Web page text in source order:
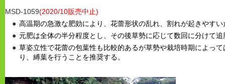
MSD-1059(2020/10販売中止)
高温期の急激な肥効により、花蕾形状の乱れ、割れが起きやす
元肥は全体の半分程度とし、その後草勢に応じて数回に分けて追
草姿立性で花蕾の包葉性も比較的あるが草勢や栽培時期によっ
り、縛葉を行うことを推奨する。